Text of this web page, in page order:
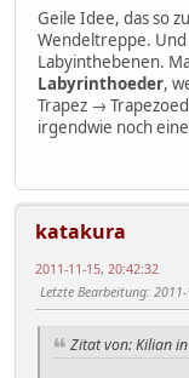
Geile Idee, das so
Wendeltreppe.
Labyinthebenen.
Labyrinthoeder,
Trapez →
irgendwie noch
katakura
2011-11-15, 20:42:32
Letzte Bearbeitung:
Zitat von: Kilian